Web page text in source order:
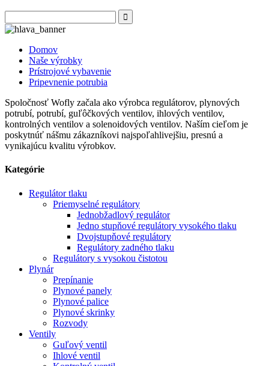
Domov
Naše výrobky
Prístrojové vybavenie
Pripevnenie potrubia
Spoločnosť Wofly začala ako výrobca regulátorov, plynových
potrubí, potrubí, guľôčkových ventilov, ihlových ventilov,
kontrolných ventilov a solenoidových ventilov. Naším cieľom je
poskytnúť nášmu zákazníkovi najspoľahlivejšiu, presnú a
vynikajúcu kvalitu výrobkov.
Kategórie
Regulátor tlaku
Priemyselné regulátory
Jednobžadlový regulátor
Jedno stupňové regulátory vysokého tlaku
Dvojstupňové regulátory
Regulátory zadného tlaku
Regulátory s vysokou čistotou
Plynár
Prepínanie
Plynové panely
Plynové palice
Plynové skrinky
Rozvody
Ventily
Guľový ventil
Ihlové ventil